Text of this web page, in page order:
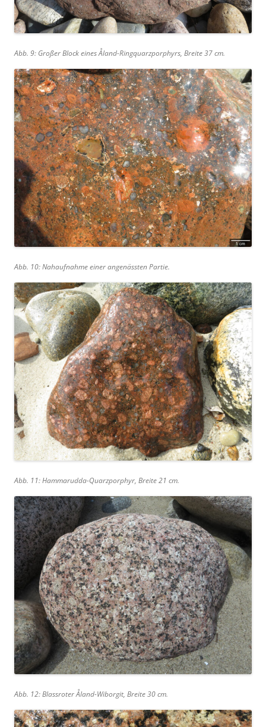
Abb. 9: Großer Block eines Åland-Ringquarzporphyrs, Breite 37 cm.
Abb. 10: Nahaufnahme einer angenässten Partie.
Abb. 11: Hammarudda-Quarzporphyr, Breite 21 cm.
Abb. 12: Blassroter Åland-Wiborgit, Breite 30 cm.